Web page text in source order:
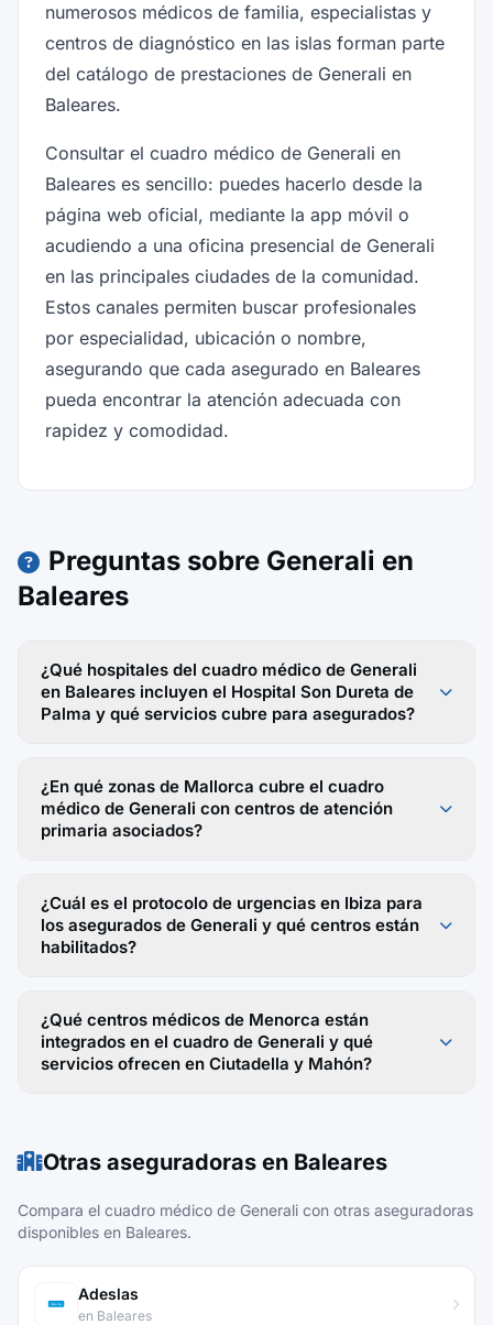
numerosos médicos de familia, especialistas y
centros de diagnóstico en las islas forman parte
del catálogo de prestaciones de Generali en
Baleares.
Consultar el cuadro médico de Generali en
Baleares es sencillo: puedes hacerlo desde la
página web oficial, mediante la app móvil o
acudiendo a una oficina presencial de Generali
en las principales ciudades de la comunidad.
Estos canales permiten buscar profesionales
por especialidad, ubicación o nombre,
asegurando que cada asegurado en Baleares
pueda encontrar la atención adecuada con
rapidez y comodidad.
Preguntas sobre Generali en
Baleares
¿Qué hospitales del cuadro médico de Generali
en Baleares incluyen el Hospital Son Dureta de
Palma y qué servicios cubre para asegurados?
¿En qué zonas de Mallorca cubre el cuadro
médico de Generali con centros de atención
primaria asociados?
¿Cuál es el protocolo de urgencias en Ibiza para
los asegurados de Generali y qué centros están
habilitados?
¿Qué centros médicos de Menorca están
integrados en el cuadro de Generali y qué
servicios ofrecen en Ciutadella y Mahón?
Otras aseguradoras en Baleares
Compara el cuadro médico de Generali con otras aseguradoras
disponibles en Baleares.
Adeslas
en Baleares